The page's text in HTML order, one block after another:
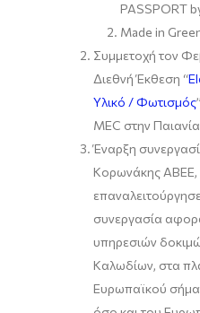
PASSPORT
Made in
Συμμετοχή τον
Διεθνή Έκθεση “
Υλικό / Φωτισμός
MEC στην
Έναρξη
Κορωνάκης ΑΒΕΕ,
συνεργασία
υπηρεσιών
Καλωδίων, στα
Ευρωπαϊκού